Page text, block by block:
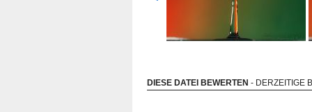
DIESE DATEI BEWERTEN - DERZEITIGE